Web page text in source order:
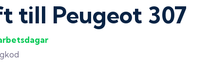
till Peugeot 307